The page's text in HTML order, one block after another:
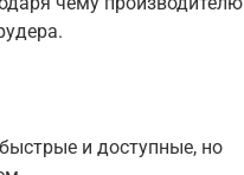
и доступные, но